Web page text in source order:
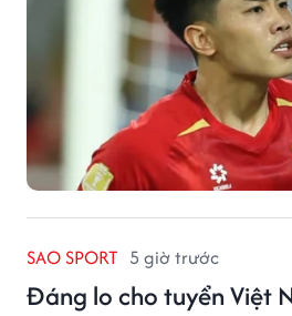
SAO SPORT 5 giờ trước
Đáng lo cho tuyển Việt